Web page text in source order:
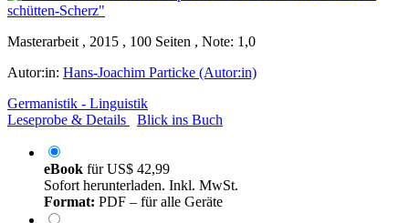
Masterarbeit , 2015 , 100 Seiten , Note: 1,0
Autor:in: Hans-Joachim Particke (Autor:in)
Germanistik - Linguistik
Leseprobe & Details
Blick ins Buch
eBook fürUS$ 42,99
Sofort herunterladen. Inkl. MwSt.
Format: PDF – für alle Geräte